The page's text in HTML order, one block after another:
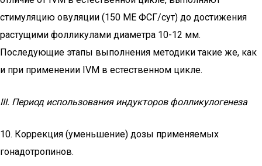
стимуляцию овуляции (150 МЕ ФСГ/сут) до достижения
растущими фолликулами диаметра 10-12 мм.
Последующие этапы выполнения методики такие же, как
и при применении IVM в естественном цикле.
III. Период использования индукторов фолликулогенеза
10. Коррекция (уменьшение) дозы применяемых
гонадотропинов.